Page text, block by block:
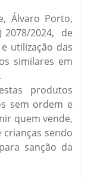
Álvaro Porto,
2078/2024, de
utilização das
similares em
produtos
sem ordem e
quem vende,
sendo
sanção da